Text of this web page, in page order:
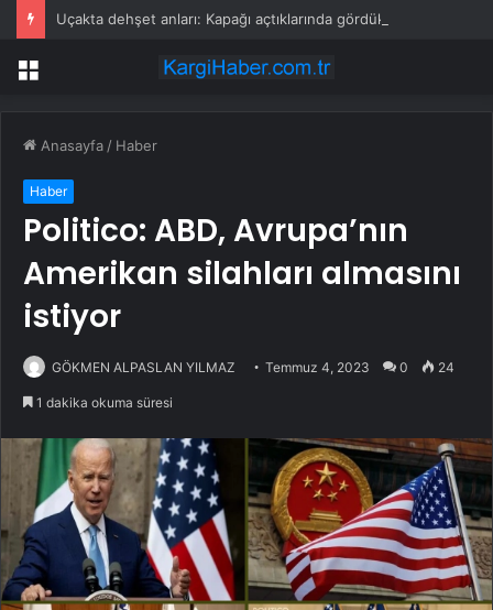
Menü
Anasayfa / Haber
Haber
Politico: ABD, Avrupa’nın
Amerikan silahları almasını
istiyor
GÖKMEN ALPASLAN YILMAZ Temmuz 4, 2023 0 24
1 dakika okuma süresi